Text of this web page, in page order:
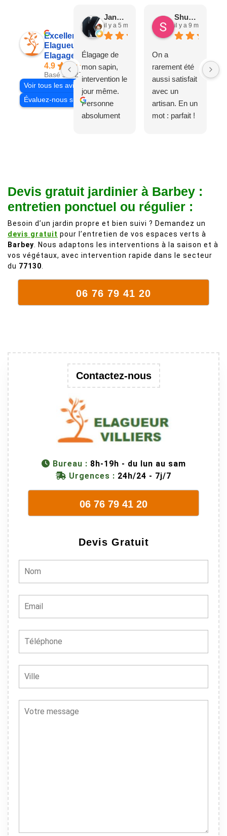
Excellent
Elagueur 77
Elagage Villiers
4.9
Basé sur 27 avis
Voir tous les avis
Évaluez-nous sur
Jane D.
il y a 5 mois
Élagage de
mon sapin,
intervention le
jour même.
Personne
absolument
comme on en
fait plus!
Shuang & Jean K.
il y a 9 mois
On a
rarement été
aussi satisfait
avec un
artisan. En un
mot : parfait !
débordait trop
chez les
voisins et
plein de bois
mort. C'est
délicat parce
trop lourde et
donc
son équipes
connaissent
très bien leur
juste une
évidence. Et
en plus ils
sympathique.
Devis gratuit jardinier à Barbey :
entretien ponctuel ou régulier :
Besoin d’un jardin propre et bien suivi ? Demandez un
devis gratuit pour l’entretien de vos espaces verts à
Barbey . Nous adaptons les interventions à la saison et à
vos végétaux, avec intervention rapide dans le secteur
du 77130
06 76 79 41 20
Contactez-nous
Bureau : 8h-19h - du lun au sam
Urgences : 24h/24 - 7j/7
06 76 79 41 20
Devis Gratuit